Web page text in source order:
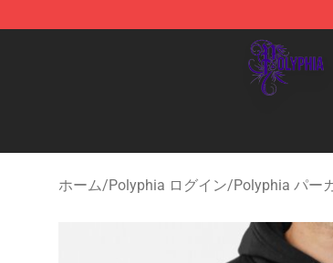
Polyphia Shop - Official Polyphia
ホーム/Polyphia ログイン/Polyphia パー